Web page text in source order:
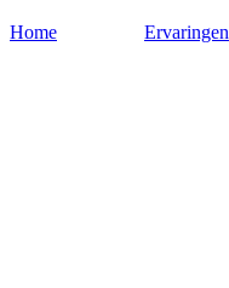
Home Ervaringen